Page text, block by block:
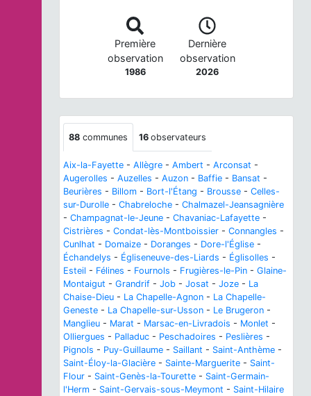
Première
observation
1986
Dernière
observation
2026
88 communes 16 observateurs
Aix-la-Fayette - Allègre - Ambert - Arconsat -
Augerolles - Auzelles - Auzon - Baffie - Bansat -
Beurières - Billom - Bort-l'Étang - Brousse - Celles-
sur-Durolle - Chabreloche - Chalmazel-Jeansagnière
- Champagnat-le-Jeune - Chavaniac-Lafayette -
Cistrières - Condat-lès-Montboissier - Connangles -
Cunlhat - Domaize - Doranges - Dore-l'Église -
Échandelys - Égliseneuve-des-Liards - Églisolles -
Esteil - Félines - Fournols - Frugières-le-Pin - Glaine-
Montaigut - Grandrif - Job - Josat - Joze - La
Chaise-Dieu - La Chapelle-Agnon - La Chapelle-
Geneste - La Chapelle-sur-Usson - Le Brugeron -
Manglieu - Marat - Marsac-en-Livradois - Monlet -
Olliergues - Palladuc - Peschadoires - Peslières -
Pignols - Puy-Guillaume - Saillant - Saint-Anthème -
Saint-Éloy-la-Glacière - Sainte-Marguerite - Saint-
Flour - Saint-Genès-la-Tourette - Saint-Germain-
l'Herm - Saint-Gervais-sous-Meymont - Saint-Hilaire